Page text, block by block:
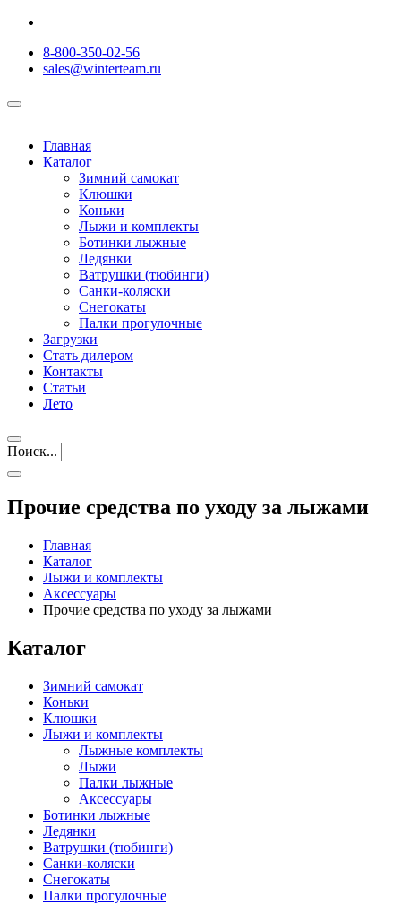
8-800-350-02-56
sales@winterteam.ru
Главная
Каталог
Зимний самокат
Клюшки
Коньки
Лыжи и комплекты
Ботинки лыжные
Ледянки
Ватрушки (тюбинги)
Санки-коляски
Снегокаты
Палки прогулочные
Загрузки
Стать дилером
Контакты
Статьи
Лето
Поиск...
Прочие средства по уходу за лыжами
Главная
Каталог
Лыжи и комплекты
Аксессуары
Прочие средства по уходу за лыжами
Каталог
Зимний самокат
Коньки
Клюшки
Лыжи и комплекты
Лыжные комплекты
Лыжи
Палки лыжные
Аксессуары
Ботинки лыжные
Ледянки
Ватрушки (тюбинги)
Санки-коляски
Снегокаты
Палки прогулочные